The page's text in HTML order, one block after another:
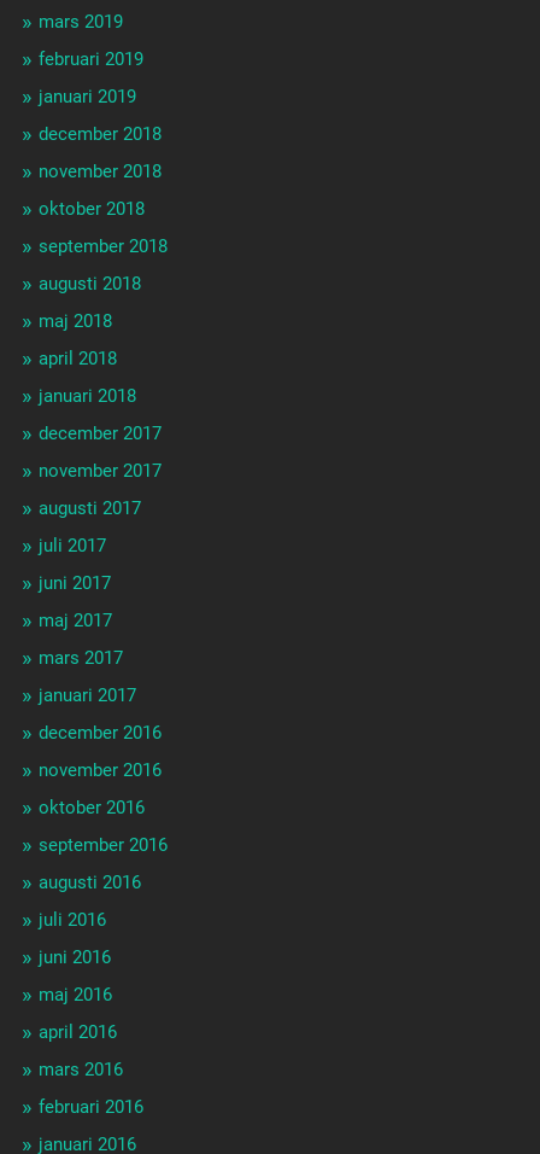
mars 2019
februari 2019
januari 2019
december 2018
november 2018
oktober 2018
september 2018
augusti 2018
maj 2018
april 2018
januari 2018
december 2017
november 2017
augusti 2017
juli 2017
juni 2017
maj 2017
mars 2017
januari 2017
december 2016
november 2016
oktober 2016
september 2016
augusti 2016
juli 2016
juni 2016
maj 2016
april 2016
mars 2016
februari 2016
januari 2016